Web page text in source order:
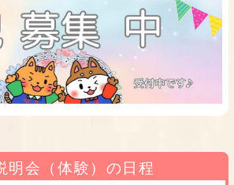
明会（体験）の日程